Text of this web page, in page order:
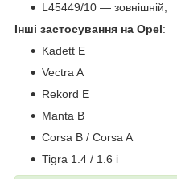
L45449/10 — зовнішній;
Інші застосування на Opel:
Kadett E
Vectra A
Rekord E
Manta B
Corsa B / Corsa A
Tigra 1.4 / 1.6 i